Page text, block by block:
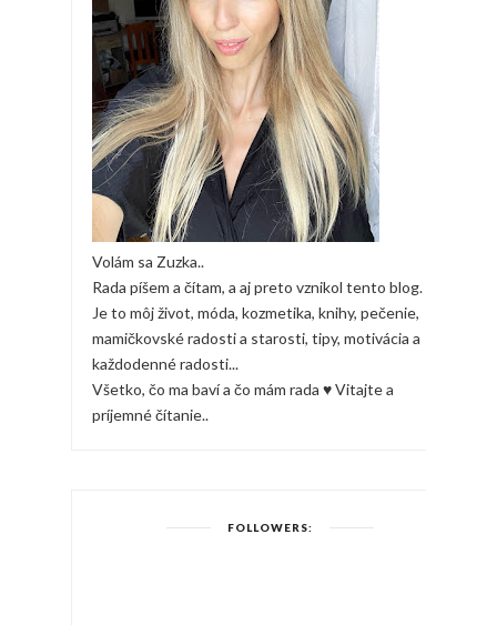
Volám sa Zuzka..
Rada píšem a čítam, a aj preto vznikol tento blog.
Je to môj život, móda, kozmetika, knihy, pečenie,
mamičkovské radosti a starosti, tipy, motivácia a
každodenné radosti...
Všetko, čo ma baví a čo mám rada ♥ Vitajte a
príjemné čítanie..
FOLLOWERS: